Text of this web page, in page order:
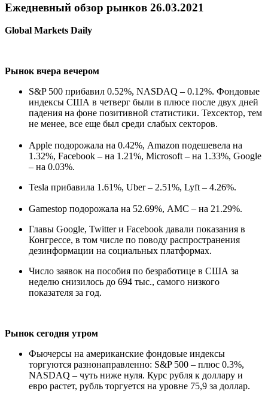
Ежедневный обзор рынков 26.03.2021
Global Markets Daily
Рынок вчера вечером
S&P 500 прибавил 0.52%, NASDAQ – 0.12%. Фондовые
индексы США в четверг были в плюсе после двух дней
падения на фоне позитивной статистики. Техсектор, тем
не менее, все еще был среди слабых секторов.
Apple подорожала на 0.42%, Amazon подешевела на
1.32%, Facebook – на 1.21%, Microsoft – на 1.33%, Google
– на 0.03%.
Tesla прибавила 1.61%, Uber – 2.51%, Lyft – 4.26%.
Gamestop подорожала на 52.69%, AMC – на 21.29%.
Главы Google, Twitter и Facebook давали показания в
Конгрессе, в том числе по поводу распространения
дезинформации на социальных платформах.
Число заявок на пособия по безработице в США за
неделю снизилось до 694 тыс., самого низкого
показателя за год.
Рынок сегодня утром
Фьючерсы на американские фондовые индексы
торгуются разнонаправленно: S&P 500 – плюс 0.3%,
NASDAQ – чуть ниже нуля. Курс рубля к доллару и
евро растет, рубль торгуется на уровне 75,9 за доллар.